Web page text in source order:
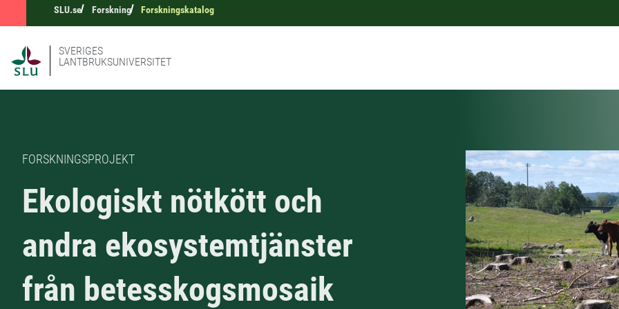
SLU.se Forskning Forskningskatalog
SVERIGES
LANTBRUKSUNIVERSITET
FORSKNINGSPROJEKT
Ekologiskt nötkött och
andra ekosystemtjänster
från betesskogsmosaik